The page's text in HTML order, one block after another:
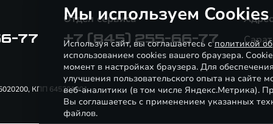
77
Отдел сервиса
+7 (845) 255-66-77
Адрес
КПП 645201001
Мы используем Cookies
Используя сайт, вы соглашаетесь сполитикой
использованием cookies вашего браузера.
момент в настройках браузера. Для
улучшения пользовательского опыта на сайте
веб-аналитики (в том числе Яндекс.Метрика).
Вы соглашаетесь с применением указанных
файлов.